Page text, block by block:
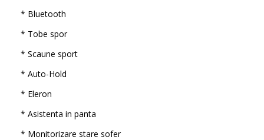
* Bluetooth
* Tobe spor
* Scaune sport
* Auto-Hold
* Eleron
* Asistenta in panta
* Monitorizare stare sofer